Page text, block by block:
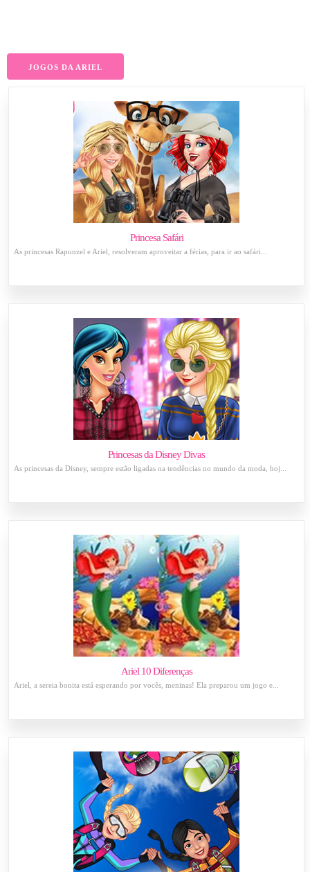
JOGOS DA ARIEL
Princesa Safári
As princesas Rapunzel e Ariel, resolveram aproveitar a férias, para ir ao safári...
Princesas da Disney Divas
As princesas da Disney, sempre estão ligadas na tendências no mundo da moda, hoj...
Ariel 10 Diferenças
Ariel, a sereia bonita está esperando por vocês, meninas! Ela preparou um jogo e...